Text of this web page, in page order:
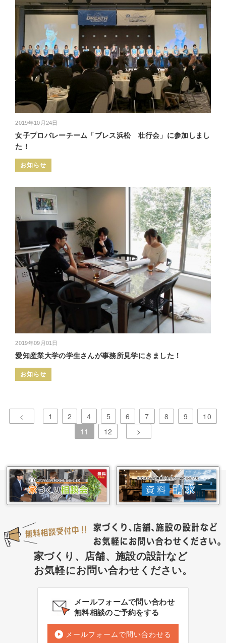
2019年10月24日
女子プロバレーチーム「ブレス浜松 壮行会」に参加しまし
た！
お知らせ
2019年09月01日
愛知産業大学の学生さんが事務所見学にきました！
お知らせ
< 1 2 4 5 6 7 8 9
10
11
12 >
家づくり、店舗、施設の設計など
お気軽にお問い合わせください。
メールフォームで問い合わせ
無料相談のご予約をする
メールフォームで問い合わせる